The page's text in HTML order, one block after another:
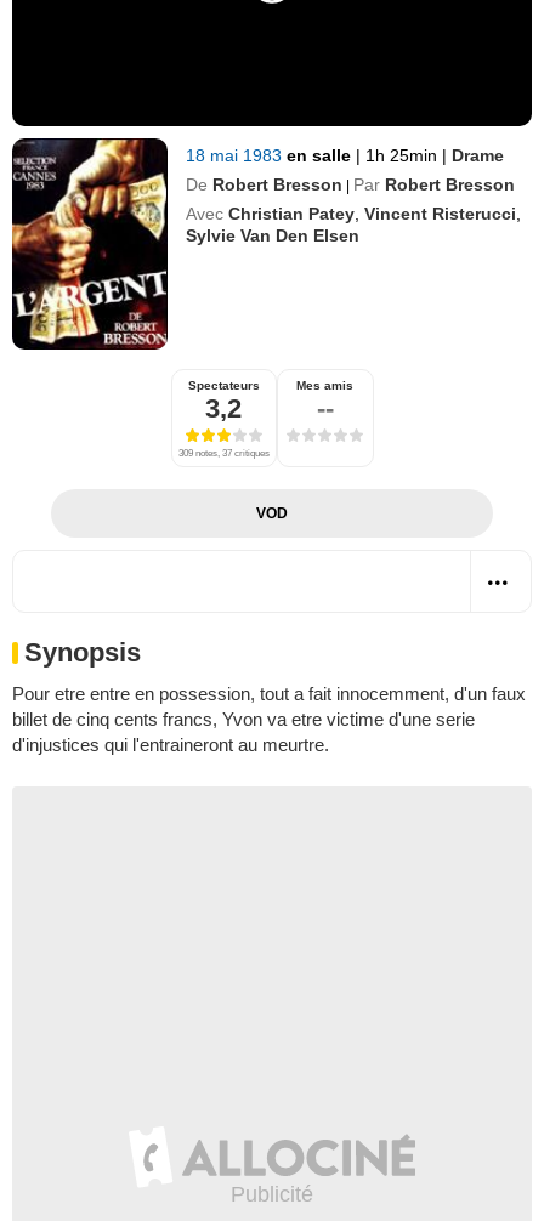
18 mai 1983en salle | 1h 25min | Drame
De Robert Bresson | Par Robert Bresson
Avec Christian Patey ,Vincent Risterucci
Sylvie Van Den Elsen
Spectateurs
3,2
309 notes, 37 critiques
Mes amis
--
VOD
Synopsis
Pour etre entre en possession, tout a fait innocemment, d'un faux
billet de cinq cents francs, Yvon va etre victime d'une serie
d'injustices qui l'entraineront au meurtre.